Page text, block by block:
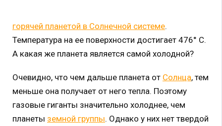
горячей планетой в Солнечной системе.
Температура на ее поверхности достигает 476° С.
А какая же планета является самой холодной?
Очевидно, что чем дальше планета от Солнца, тем
меньше она получает от него тепла. Поэтому
газовые гиганты значительно холоднее, чем
планеты земной группы. Однако у них нет твердой